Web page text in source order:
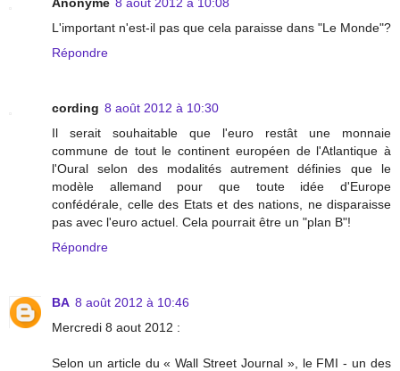
L'important n'est-il pas que cela paraisse dans "Le Monde"?
Répondre
cording 8 août 2012 à 10:30
Il serait souhaitable que l'euro restât une monnaie
commune de tout le continent européen de l'Atlantique à
l'Oural selon des modalités autrement définies que le
modèle allemand pour que toute idée d'Europe
confédérale, celle des Etats et des nations, ne disparaisse
pas avec l'euro actuel. Cela pourrait être un "plan B"!
Répondre
BA 8 août 2012 à 10:46
Mercredi 8 aout 2012 :
Selon un article du « Wall Street Journal », le FMI - un des